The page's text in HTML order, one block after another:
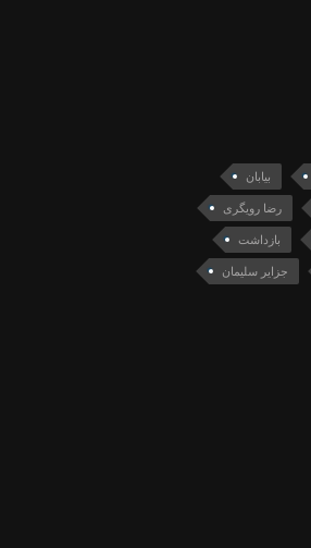
بیابان
رضا رویگری
بازداشت
جزایر سلیمان